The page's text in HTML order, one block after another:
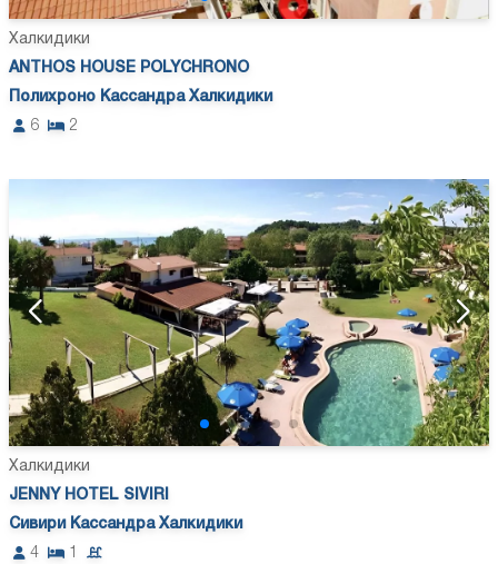
Халкидики
ANTHOS HOUSE POLYCHRONO
Полихроно Кассандра Халкидики
6
2
Халкидики
JENNY HOTEL SIVIRI
Сивири Кассандра Халкидики
4
1